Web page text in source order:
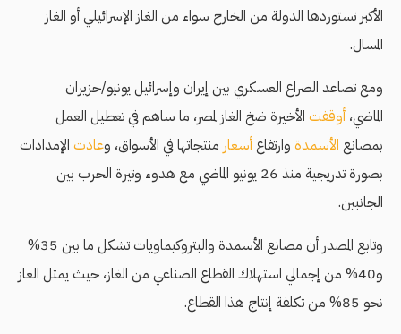
الأكبر تستوردها الدولة من الخارج سواء من الغاز الإسرائيلي أو الغاز
المسال.
ومع تصاعد الصراع العسكري بين إيران وإسرائيل يونيو/حزيران
الماضي، أوقفت الأخيرة ضخ الغاز لمصر، ما ساهم في تعطيل العمل
بمصانع الأسمدة وارتفاعأسعار منتجاتها في الأسواق، وعادت الإمدادات
بصورة تدريجية منذ 26 يونيو الماضي مع هدوء وتيرة الحرب بين
الجانبين.
وتابع المصدر أن مصانع الأسمدة والبتروكيماويات تشكل ما بين 35%
و40% من إجمالي استهلاك القطاع الصناعي من الغاز، حيث يمثل الغاز
نحو 85% من تكلفة إنتاج هذا القطاع.